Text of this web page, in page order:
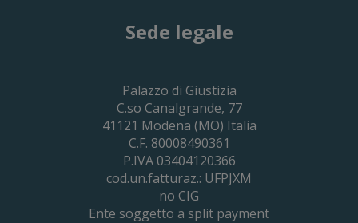
29 Giugno 2026
Cassa Forense – Elezioni Dei Delegati
2030
Sede legale
Palazzo di Giustizia
C.so Canalgrande, 77
41121 Modena (MO) Italia
C.F. 80008490361
P.IVA 03404120366
cod.un.fatturaz.: UFPJXM
no CIG
Ente soggetto a split payment